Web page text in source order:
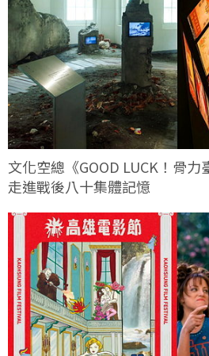
文化空總《GOOD LUCK！骨
走進戰後八十集體記憶